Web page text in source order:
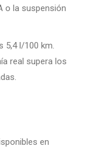
o la suspensión
5,4 l/100 km.
real supera los
en